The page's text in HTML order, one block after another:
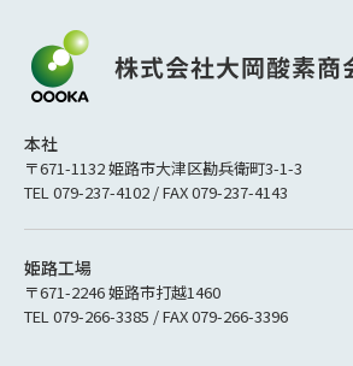
本社
〒671-1132 姫路市大津区勘兵衛町3-1-3
TEL 079-237-4102 / FAX 079-237-4143
姫路工場
〒671-2246 姫路市打越1460
TEL 079-266-3385 / FAX 079-266-3396